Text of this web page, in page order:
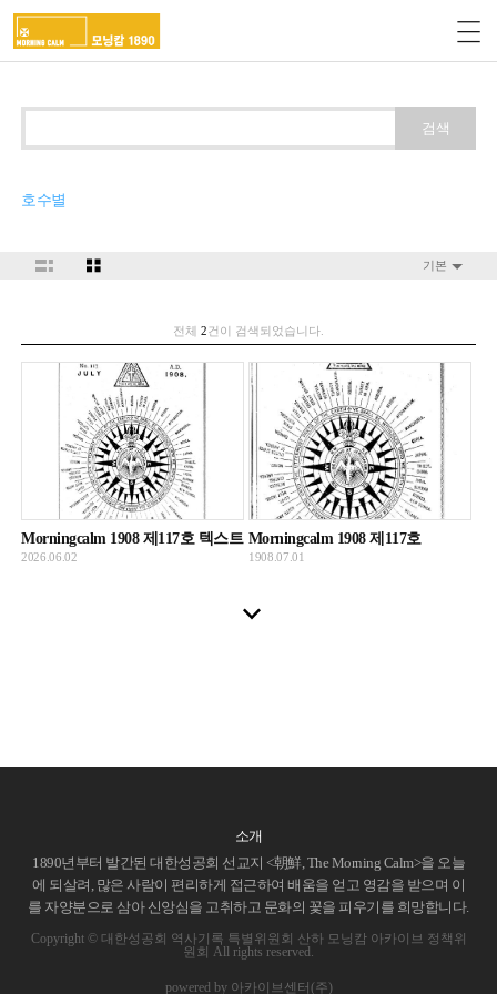
검색
호수별
기본
전체 2건이 검색되었습니다.
Morningcalm 1908 제117호 텍스트
2026.06.02
Morningcalm 1908 제117호
1908.07.01
소개
1890년부터 발간된 대한성공회 선교지 <朝鮮, The Morning Calm>을 오늘
에 되살려, 많은 사람이 편리하게 접근하여 배움을 얻고 영감을 받으며 이
를 자양분으로 삼아 신앙심을 고취하고 문화의 꽃을 피우기를 희망합니다.
Copyright © 대한성공회 역사기록 특별위원회 산하 모닝캄 아카이브 정책위
원회 All rights reserved.
powered by 아카이브센터(주)